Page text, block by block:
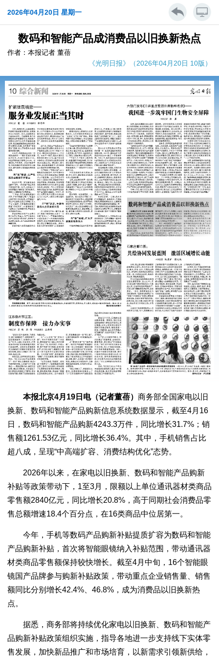
2026年04月20日 星期一
数码和智能产品成消费品以旧换新热点
作者：本报记者 董蓓
《光明日报》（2026年04月20日 10版）
本报北京4月19日电（记者董蓓） 商务部全国家电以旧
换新、数码和智能产品购新信息系统数据显示，截至4月16
日，数码和智能产品购新4243.3万件，同比增长31.7%；销
售额1261.53亿元，同比增长36.4%。其中，手机销售占比
超八成，呈现“中高端扩容、消费结构优化”态势。
2026年以来，在家电以旧换新、数码和智能产品购新
补贴等政策带动下，1至3月，限额以上单位通讯器材类商品
零售额2840亿元，同比增长20.8%，高于同期社会消费品零
售总额增速18.4个百分点，在16类商品中位居第一。
今年，手机等数码产品购新补贴提质扩容为数码和智能
产品购新补贴，首次将智能眼镜纳入补贴范围，带动通讯器
材类商品零售额保持较快增长。截至4月中旬，16个智能眼
镜国产品牌参与购新补贴政策，带动重点企业销售量、销售
额同比分别增长42.4%、46.8%，成为消费品以旧换新热
点。
据悉，商务部将持续优化家电以旧换新、数码和智能产
品购新补贴政策组织实施，指导各地进一步支持线下实体零
售发展，加快新品推广和市场培育，以新需求引领新供给，